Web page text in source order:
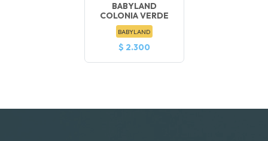
BABYLAND
COLONIA VERDE
BABYLAND
$ 2.300